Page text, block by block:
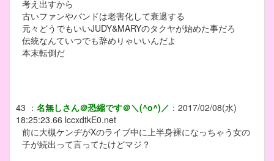
考え出すから
古いファンやバンドは老害化して衰退する
元々どうでもいいJUDY&MARYのタクヤが始めた事だろ
伝統なんていつでも辞めりゃいいんだよ
本末転倒だ
43 ： 名無しさん＠恐縮です＠＼(^o^)／ ： 2017/02/08(水)
18:25:23.66 lccxdtkE0.net
前に大槻ケンヂがXのライブ中に上半身裸になっちゃう女の
子が続出って言ってたけどマジ？